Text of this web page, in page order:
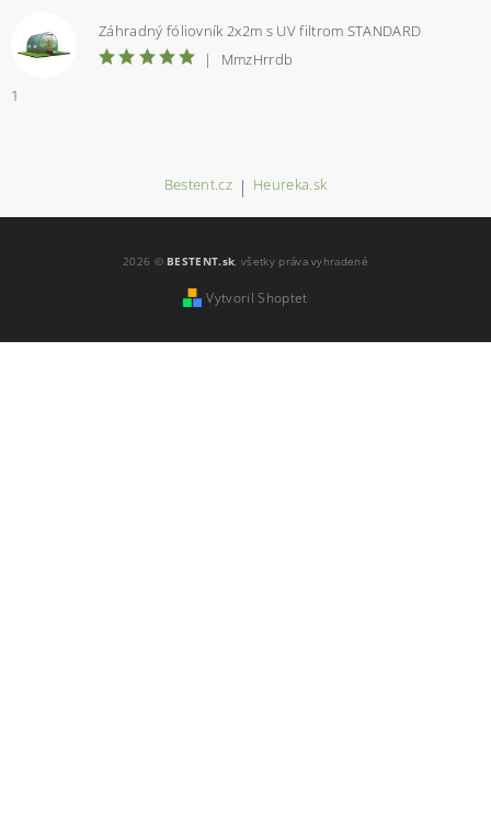
Záhradný fóliovník 2x2m s UV filtrom STANDARD
|
MmzHrrdb
1
Bestent.cz | Heureka.sk
2026 © BESTENT.sk, všetky práva vyhradené
Vytvoril Shoptet